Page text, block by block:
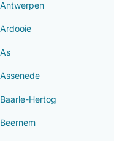
Antwerpen
Ardooie
As
Assenede
Baarle-Hertog
Beernem